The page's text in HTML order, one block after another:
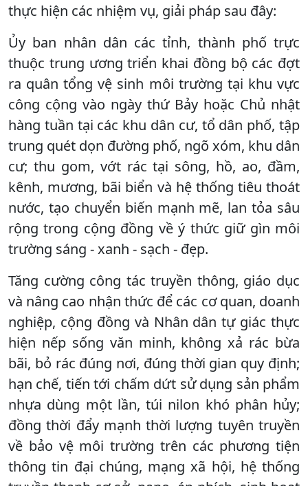
thực hiện các nhiệm vụ, giải pháp sau đây:
Ủy ban nhân dân các tỉnh, thành phố trực
thuộc trung ương triển khai đồng bộ các đợt
ra quân tổng vệ sinh môi trường tại khu vực
công cộng vào ngày thứ Bảy hoặc Chủ nhật
hàng tuần tại các khu dân cư, tổ dân phố, tập
trung quét dọn đường phố, ngõ xóm, khu dân
cư; thu gom, vớt rác tại sông, hồ, ao, đầm,
kênh, mương, bãi biển và hệ thống tiêu thoát
nước, tạo chuyển biến mạnh mẽ, lan tỏa sâu
rộng trong cộng đồng về ý thức giữ gìn môi
trường sáng - xanh - sạch - đẹp.
Tăng cường công tác truyền thông, giáo dục
và nâng cao nhận thức để các cơ quan, doanh
nghiệp, cộng đồng và Nhân dân tự giác thực
hiện nếp sống văn minh, không xả rác bừa
bãi, bỏ rác đúng nơi, đúng thời gian quy định;
hạn chế, tiến tới chấm dứt sử dụng sản phẩm
nhựa dùng một lần, túi nilon khó phân hủy;
đồng thời đẩy mạnh thời lượng tuyên truyền
về bảo vệ môi trường trên các phương tiện
thông tin đại chúng, mạng xã hội, hệ thống